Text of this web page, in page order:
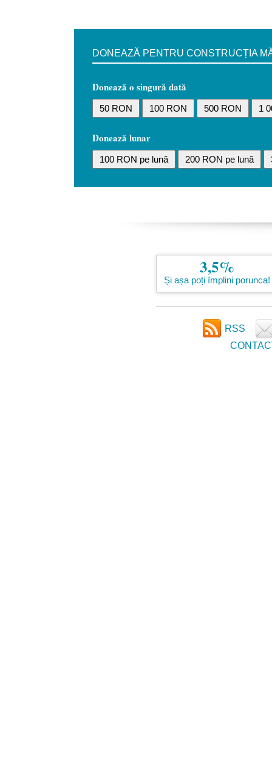
DONEAZĂ PENTRU CONSTRUCȚIA
Donează o singură dată
50 RON 100 RON 500 RON 1
Donează lunar
100 RON pe lună 200 RON pe lună
3,5%
Și așa poți împlini porunca!
RSS